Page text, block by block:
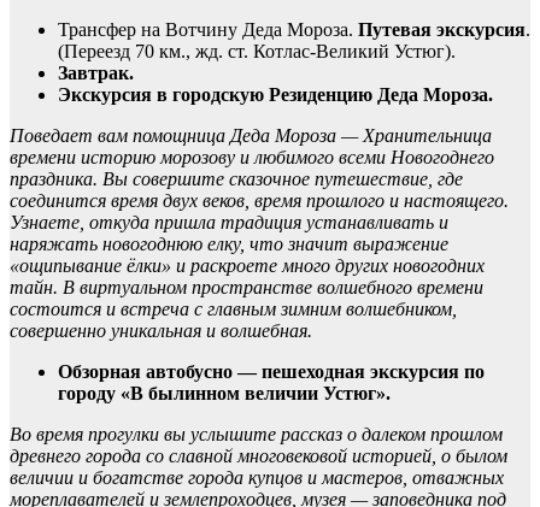
Трансфер на Вотчину Деда Мороза. Путевая экскурсия.
(Переезд 70 км., жд. ст. Котлас-Великий Устюг).
Завтрак.
Экскурсия в городскую Резиденцию Деда Мороза.
Поведает вам помощница Деда Мороза — Хранительница
времени историю морозову и любимого всеми Новогоднего
праздника. Вы совершите сказочное путешествие, где
соединится время двух веков, время прошлого и настоящего.
Узнаете, откуда пришла традиция устанавливать и
наряжать новогоднюю елку, что значит выражение
«ощипывание ёлки» и раскроете много других новогодних
тайн. В виртуальном пространстве волшебного времени
состоится и встреча с главным зимним волшебником,
совершенно уникальная и волшебная.
Обзорная автобусно — пешеходная экскурсия по
городу «В былинном величии Устюг».
Во время прогулки вы услышите рассказ о далеком прошлом
древнего города со славной многовековой историей, о былом
величии и богатстве города купцов и мастеров, отважных
мореплавателей и землепроходцев, музея — заповедника под